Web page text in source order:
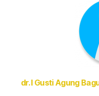
dr. I Gusti Agung